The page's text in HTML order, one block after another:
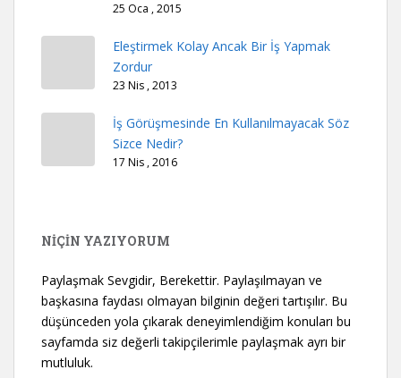
25 Oca , 2015
Eleştirmek Kolay Ancak Bir İş Yapmak
Zordur
23 Nis , 2013
İş Görüşmesinde En Kullanılmayacak Söz
Sizce Nedir?
17 Nis , 2016
NİÇİN YAZIYORUM
Paylaşmak Sevgidir, Berekettir. Paylaşılmayan ve
başkasına faydası olmayan bilginin değeri tartışılır. Bu
düşünceden yola çıkarak deneyimlendiğim konuları bu
sayfamda siz değerli takipçilerimle paylaşmak ayrı bir
mutluluk.